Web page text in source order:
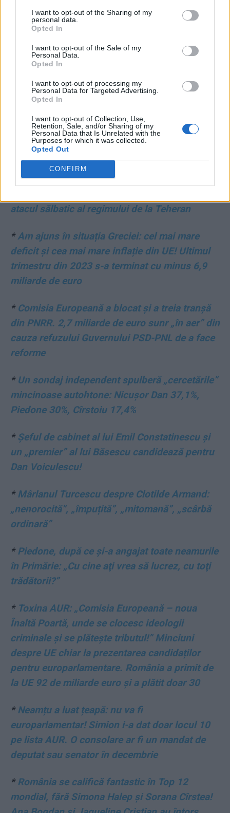
I want to opt-out of the Sharing of my
personal data.
Opted In
I want to opt-out of the Sale of my
Personal Data.
Opted In
I want to opt-out of processing my
Personal Data for Targeted Advertising.
Opted In
I want to opt-out of Collection, Use,
Retention, Sale, and/or Sharing of my
Personal Data that Is Unrelated with the
Purposes for which it was collected.
Opted Out
CONFIRM
donație AICI.Vă mulțumim!
CITIȚI ȘI:
Occidentul și-a arătat forța: a doborât 324 din
cele 331 de rachete și drone lansate de Iran
asupra Israelului. Inclusiv un stat arab a
atacul sălbatic al regimului de la Teheran
*Am ajuns în situația Greciei: cel mai mare
deficit și cea mai mare inflație din UE! Ultimul
trimestru din 2023 s-a terminat cu minus 6,9
miliarde de euro
* Comisia Europeană a blocat și a treia tranșă
din PNRR. 2,7 miliarde de euro sunr „în aer” din
cauza refuzului Guvernului PSD-PNL de a face
reforme
* Un sondaj independent spulberă „cercetările”
mincinoase autohtone: Nicușor Dan 37,1%,
Piedone 30%, Cîrstoiu 17,4%
* Șeful de cabinet al lui Emil Constatinescu și
un „premier” al lui Băsescu candidează pentru
Dan Voiculescu!
*Mârlanul Turcescu despre Clotilde Armand:
„nenorocită”, „împuțită”, „mitomană”, „scârbă
ordinară”
*Piedone, după ce și-a angajat toate neamurile
în Primărie: „Cu cine aţi vrea să lucrez, cu toţi
trădătorii?”
* Toxina AUR: „Comisia Europeană – noua
Înaltă Poartă, unde se clocesc ideologii
criminale și se plătește tributul!” Minciuni
despre UE chiar la prezentarea candidaților
pentru europarlamentare. România a primit de
la UE 92 de miliarde euro și a plătit doar 30
*Neamțu a luat țeapă: nu va fi
europarlamentar! Simion i-a dat doar locul 10
pe lista AUR. O consolare ar fi un mandat de
deputat sau senator în decembrie
*România se califică fantastic în Top 12
mondial, fără Simona Halep și Sorana Cîrstea!